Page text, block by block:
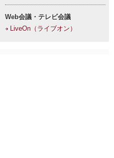
Web会議・テレビ会議
LiveOn（ライブオン）